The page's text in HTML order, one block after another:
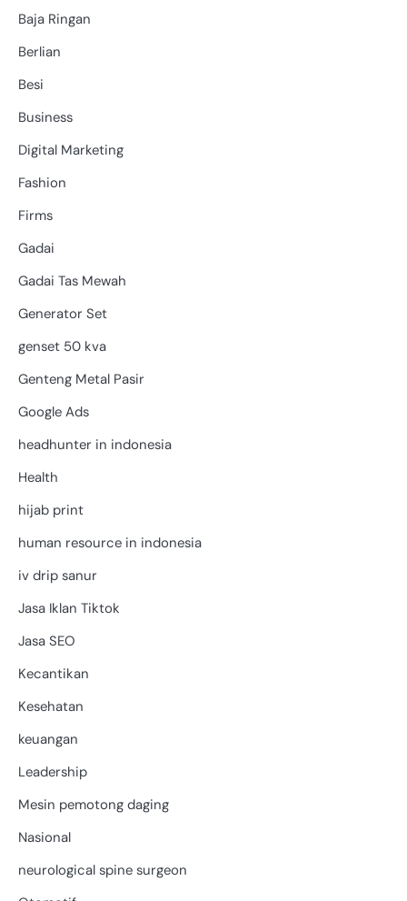
Baja Ringan
Berlian
Besi
Business
Digital Marketing
Fashion
Firms
Gadai
Gadai Tas Mewah
Generator Set
genset 50 kva
Genteng Metal Pasir
Google Ads
headhunter in indonesia
Health
hijab print
human resource in indonesia
iv drip sanur
Jasa Iklan Tiktok
Jasa SEO
Kecantikan
Kesehatan
keuangan
Leadership
Mesin pemotong daging
Nasional
neurological spine surgeon